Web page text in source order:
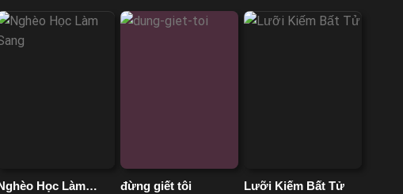
Học Làm
đừng giết tôi Lưỡi Kiếm Bất Tử